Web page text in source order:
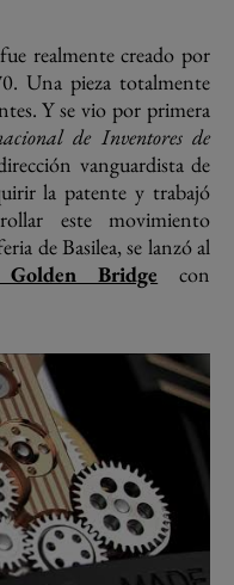
realmente creado por
Una pieza totalmente
Y se vio por primera
de Inventores de
vanguardista de
la patente y trabajó
este movimiento
de Basilea, se lanzó al
Bridge con